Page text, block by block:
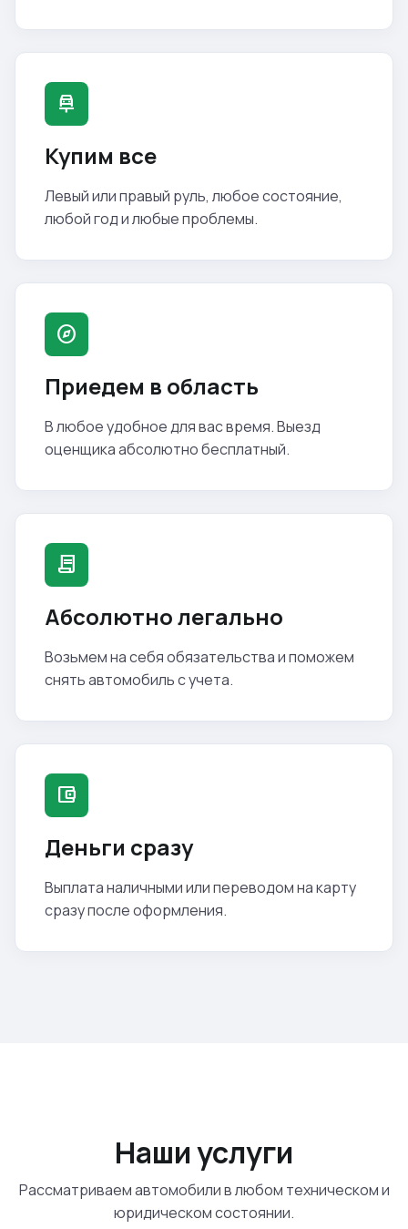
car_repair
Купим все
Левый или правый руль, любое состояние,
любой год и любые проблемы.
explore
Приедем в область
В любое удобное для вас время. Выезд
оценщика абсолютно бесплатный.
contract
Абсолютно легально
Возьмем на себя обязательства и поможем
снять автомобиль с учета.
account_balance_wallet
Деньги сразу
Выплата наличными или переводом на карту
сразу после оформления.
Наши услуги
Рассматриваем автомобили в любом техническом и
юридическом состоянии.